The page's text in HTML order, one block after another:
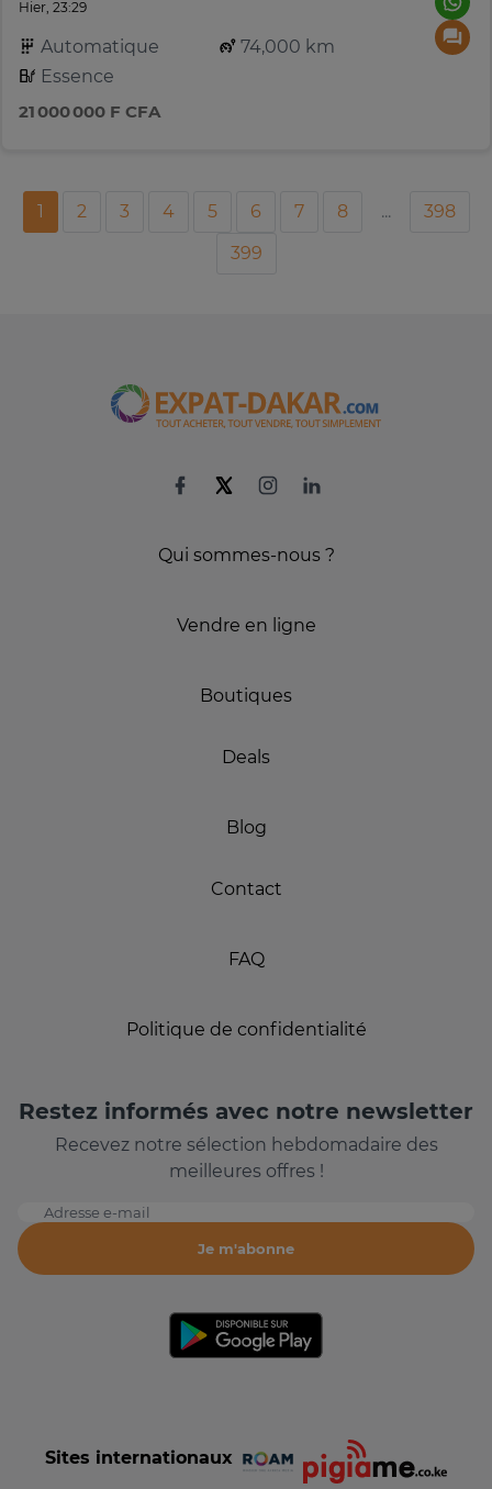
Hier, 23:29
Automatique
74,000 km
Essence
21 000 000 F CFA
1 2 3 4 5 6 7 8 ...
398
399
Qui sommes-nous ?
Vendre en ligne
Boutiques
Deals
Blog
Contact
FAQ
Politique de confidentialité
Restez informés avec notre newsletter
Recevez notre sélection hebdomadaire des
meilleures offres !
Adresse e-mail
Je m'abonne
Sites internationaux